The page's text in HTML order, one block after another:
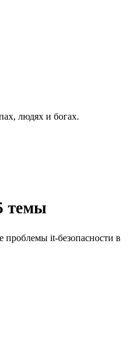
людях и богах.
темы
it-безопасности в